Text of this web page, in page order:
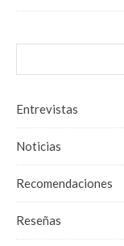
Entrevistas
Noticias
Recomendaciones
Reseñas